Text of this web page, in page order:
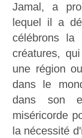
Jamal, a
lequel il a
célébrons la
créatures,
une région
dans le
dans son
miséricorde
la nécessité